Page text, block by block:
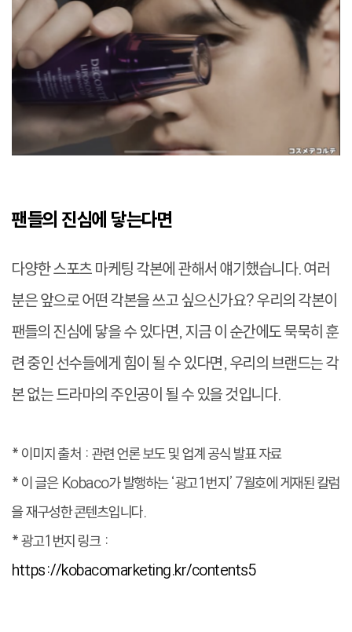
팬들의 진심에 닿는다면
다양한 스포츠 마케팅 각본에 관해서 얘기했습니다. 여러
분은 앞으로 어떤 각본을 쓰고 싶으신가요? 우리의 각본이
팬들의 진심에 닿을 수 있다면, 지금 이 순간에도 묵묵히 훈
련 중인 선수들에게 힘이 될 수 있다면, 우리의 브랜드는 각
본 없는 드라마의 주인공이 될 수 있을 것입니다.
* 이미지 출처 : 관련 언론 보도 및 업계 공식 발표 자료
* 이 글은 Kobaco가 발행하는 ‘광고1번지’ 7월호에 게재된 칼럼
을 재구성한 콘텐츠입니다.
* 광고1번지 링크 :
https://kobacomarketing.kr/contents5